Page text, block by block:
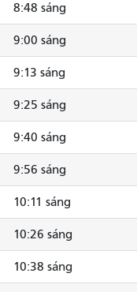
8:48 sáng
9:00 sáng
9:13 sáng
9:25 sáng
9:40 sáng
9:56 sáng
10:11 sáng
10:26 sáng
10:38 sáng